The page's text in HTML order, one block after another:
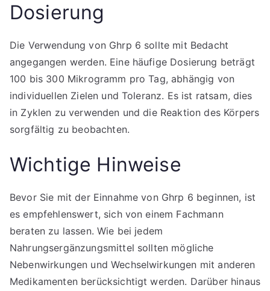
Dosierung
Die Verwendung von Ghrp 6 sollte mit Bedacht
angegangen werden. Eine häufige Dosierung beträgt
100 bis 300 Mikrogramm pro Tag, abhängig von
individuellen Zielen und Toleranz. Es ist ratsam, dies
in Zyklen zu verwenden und die Reaktion des Körpers
sorgfältig zu beobachten.
Wichtige Hinweise
Bevor Sie mit der Einnahme von Ghrp 6 beginnen, ist
es empfehlenswert, sich von einem Fachmann
beraten zu lassen. Wie bei jedem
Nahrungsergänzungsmittel sollten mögliche
Nebenwirkungen und Wechselwirkungen mit anderen
Medikamenten berücksichtigt werden. Darüber hinaus